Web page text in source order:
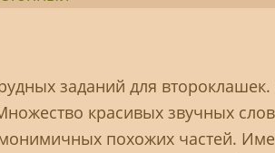
заданий для
красивых звучных
похожих частей.